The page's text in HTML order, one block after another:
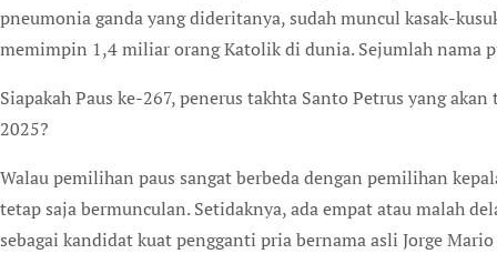
pneumonia ganda yang dideritanya, sudah muncul kasak-
memimpin 1,4 miliar orang Katolik di dunia. Sejumlah nama
Siapakah Paus ke-267, penerus takhta Santo Petrus yang
2025?
Walau pemilihan paus sangat berbeda dengan pemilihan
tetap saja bermunculan. Setidaknya, ada empat atau malah
sebagai kandidat kuat pengganti pria bernama asli Jorge